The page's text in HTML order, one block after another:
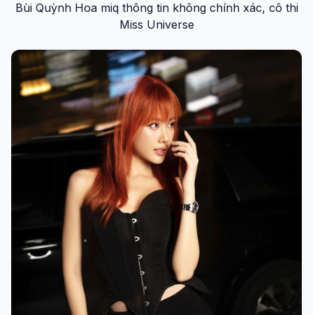
Bùi Quỳnh Hoa miq thông tin không chính xác, cô thi
Miss Universe